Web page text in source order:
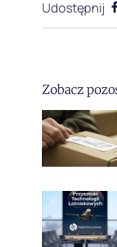
Udostępnij
Zobacz